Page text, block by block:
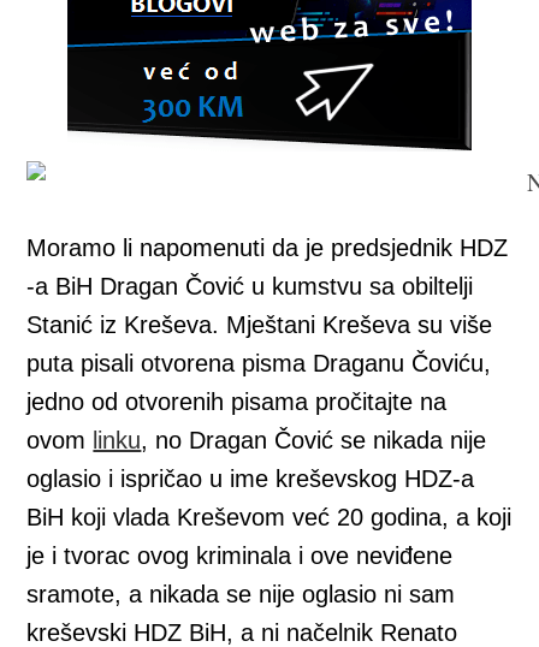
Moramo li napomenuti da je predsjednik HDZ
-a BiH Dragan Čović u kumstvu sa obiltelji
Stanić iz Kreševa. Mještani Kreševa su više
puta pisali otvorena pisma Draganu Čoviću,
jedno od otvorenih pisama pročitajte na
ovom linku, no Dragan Čović se nikada nije
oglasio i ispričao u ime kreševskog HDZ-a
BiH koji vlada Kreševom već 20 godina, a koji
je i tvorac ovog kriminala i ove neviđene
sramote, a nikada se nije oglasio ni sam
kreševski HDZ BiH, a ni načelnik Renato